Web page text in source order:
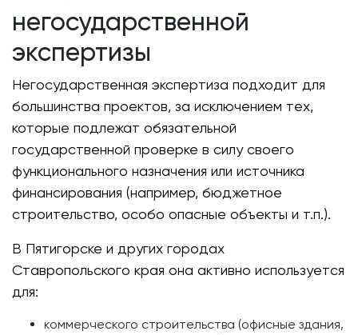
негосударственной
экспертизы
Негосударственная экспертиза подходит для
большинства проектов, за исключением тех,
которые подлежат обязательной
государственной проверке в силу своего
функционального назначения или источника
финансирования (например, бюджетное
строительство, особо опасные объекты и т.п.).
В Пятигорске и других городах
Ставропольского края она активно используется
для:
коммерческого строительства (офисные здания,